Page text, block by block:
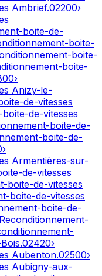
Ambrief.02200›
boite-de-
boite-
boite-
boite-
›
Anizy-le-
de-vitesses
de-vitesses
boite-de-
boite-de-
›
Armentières-sur-
de-vitesses
boite-de-vitesses
boite-de-vitesses
boite-de-
.02420›
Aubenton.02500›
Aubigny-aux-